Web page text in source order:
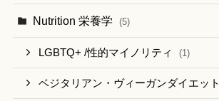
Nutrition 栄養学 (5)
LGBTQ+ /性的マイノリティ (1)
ベジタリアン・ヴィーガンダイエット